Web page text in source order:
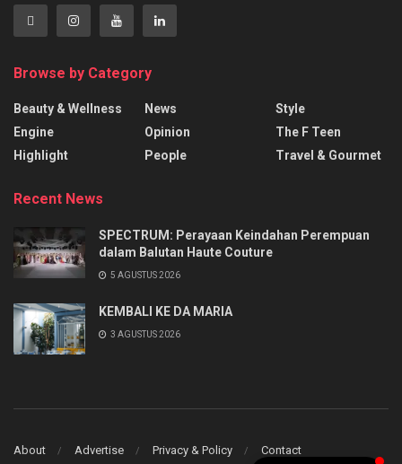
Browse by Category
Beauty & Wellness
Engine
Highlight
News
Opinion
People
Style
The F Teen
Travel & Gourmet
Recent News
SPECTRUM: Perayaan Keindahan Perempuan
dalam Balutan Haute Couture
5 AGUSTUS 2026
KEMBALI KE DA MARIA
3 AGUSTUS 2026
About Advertise Privacy & Policy Contact